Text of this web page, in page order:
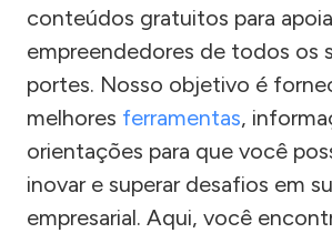
conteúdos gratuitos para
empreendedores de todos os
portes. Nosso objetivo é
melhores ferramentas,
orientações para que você
inovar e superar desafios em
empresarial. Aqui, você